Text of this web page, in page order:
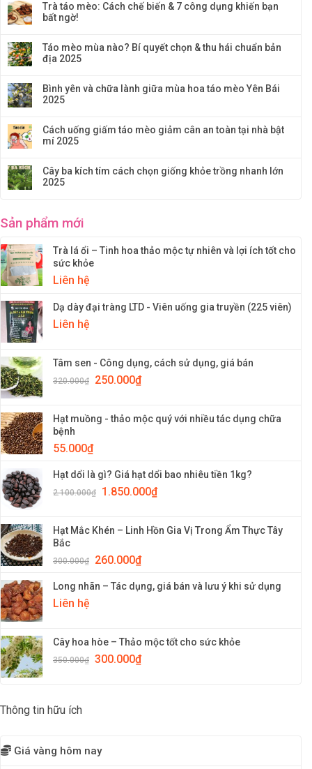
Trà táo mèo: Cách chế biến & 7 công dụng khiến bạn
bất ngờ!
Táo mèo mùa nào? Bí quyết chọn & thu hái chuẩn bản
địa 2025
Bình yên và chữa lành giữa mùa hoa táo mèo Yên Bái
2025
Cách uống giấm táo mèo giảm cân an toàn tại nhà bật
mí 2025
Cây ba kích tím cách chọn giống khỏe trồng nhanh lớn
2025
Sản phẩm mới
Trà lá ổi – Tinh hoa thảo mộc tự nhiên và lợi ích tốt cho
sức khỏe
Liên hệ
Dạ dày đại tràng LTD - Viên uống gia truyền (225 viên)
Liên hệ
Tâm sen - Công dụng, cách sử dụng, giá bán
320.000₫ 250.000₫
Hạt muồng - thảo mộc quý với nhiều tác dụng chữa
bệnh
55.000₫
Hạt dổi là gì? Giá hạt dổi bao nhiêu tiền 1kg?
2.100.000₫ 1.850.000₫
Hạt Mắc Khén – Linh Hồn Gia Vị Trong Ẩm Thực Tây
Bắc
300.000₫ 260.000₫
Long nhãn – Tác dụng, giá bán và lưu ý khi sử dụng
Liên hệ
Cây hoa hòe – Thảo mộc tốt cho sức khỏe
350.000₫ 300.000₫
Thông tin hữu ích
Giá vàng hôm nay